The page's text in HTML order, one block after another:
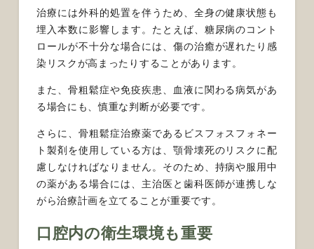
治療には外科的処置を伴うため、全身の健康状態も
埋入本数に影響します。たとえば、糖尿病のコント
ロールが不十分な場合には、傷の治癒が遅れたり感
染リスクが高まったりすることがあります。
また、骨粗鬆症や免疫疾患、血液に関わる病気があ
る場合にも、慎重な判断が必要です。
さらに、骨粗鬆症治療薬であるビスフォスフォネー
ト製剤を使用している方は、顎骨壊死のリスクに配
慮しなければなりません。そのため、持病や服用中
の薬がある場合には、主治医と歯科医師が連携しな
がら治療計画を立てることが重要です。
口腔内の衛生環境も重要